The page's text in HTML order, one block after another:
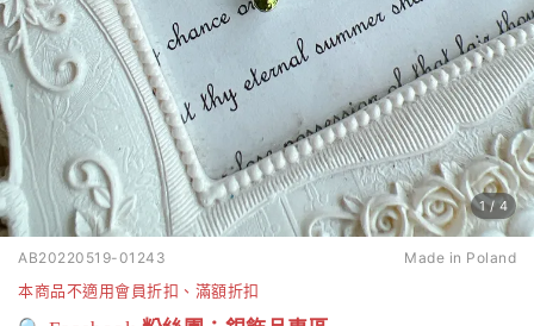
1/ 4
AB20220519-01243 Made in Poland
本商品不適用會員折扣、滿額折扣